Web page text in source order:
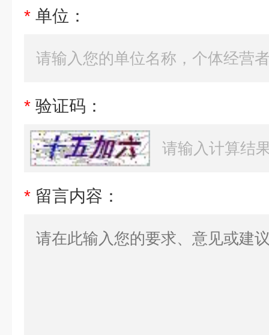
* 单位：
* 验证码：
* 留言内容：